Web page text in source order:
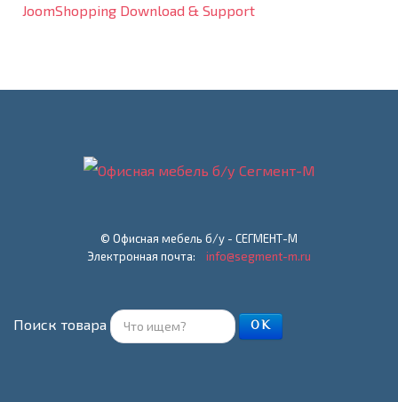
JoomShopping Download & Support
© Офисная мебель б/у - СЕГМЕНТ-М
Электронная почта: info@segment-m.ru
Поиск товара ОК